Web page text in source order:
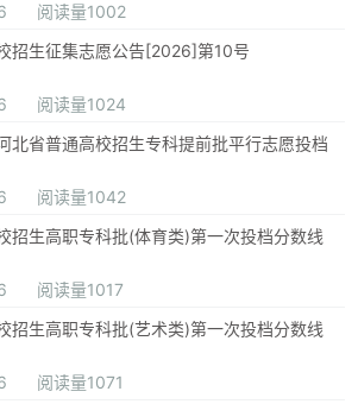
阅读量1002
招生征集志愿公告[2026]第10号
阅读量1024
北省普通高校招生专科提前批平行志愿投档
阅读量1042
招生高职专科批(体育类)第一次投档分数线
阅读量1017
招生高职专科批(艺术类)第一次投档分数线
阅读量1071